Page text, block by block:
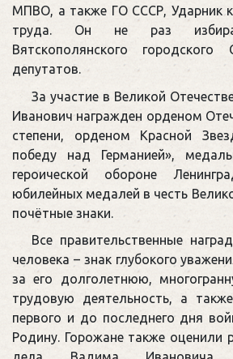
МПВО, а также ГО СССР, Ударник
труда. Он не раз
Вятскополянского
депутатов.
За участие в Великой
Иванович награжден орденом
степени, орденом Красной
победу над Германией»,
героической обороне
юбилейных медалей в честь
почётные знаки.
Все правительственные
человека – знак глубокого
за его долголетнюю,
трудовую деятельность, а
первого и до последнего дня
Родину. Горожане также оценили